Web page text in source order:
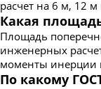
расчет на 6 м, 12
Какая
Площадь
инженерных
моменты инерции
По какому